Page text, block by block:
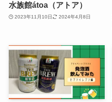
水族館átoa（アトア）
2023年11月10日 2024年4月8日